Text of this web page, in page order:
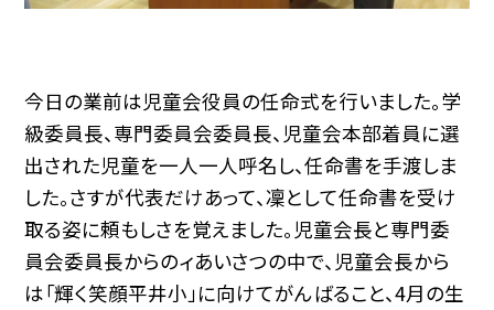
今日の業前は児童会役員の任命式を行いました。学
級委員長、専門委員会委員長、児童会本部着員に選
出された児童を一人一人呼名し、任命書を手渡しま
した。さすが代表だけあって、凜として任命書を受け
取る姿に頼もしさを覚えました。児童会長と専門委
員会委員長からのィあいさつの中で、児童会長から
は「輝く笑顔平井小」に向けてがんばること、4月の生